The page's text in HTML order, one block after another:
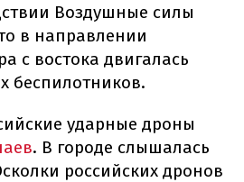
Воздушные силы
в направлении
с востока двигалась
беспилотников.
ударные дроны
. В городе слышалась
российских дронов